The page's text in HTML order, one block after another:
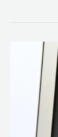
Models
revolucionando